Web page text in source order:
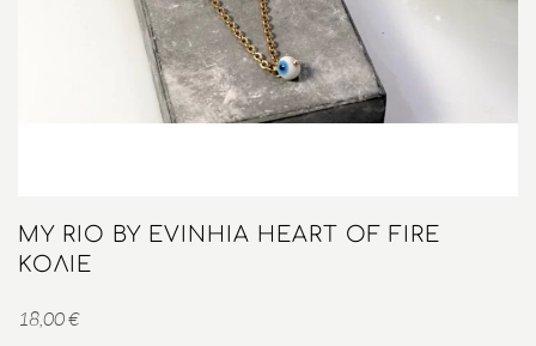
MY RIO BY EVINHIA HEART OF FIRE
ΚΟΛΙΈ
18,00€